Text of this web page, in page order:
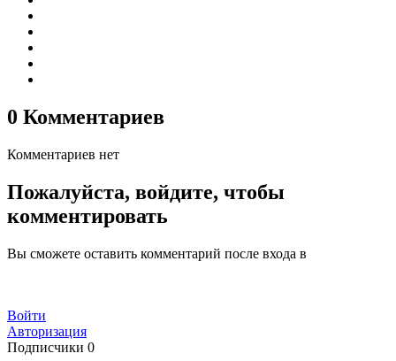
0 Комментариев
Комментариев нет
Пожалуйста, войдите, чтобы
комментировать
Вы сможете оставить комментарий после входа в
Войти
Авторизация
Подписчики 0